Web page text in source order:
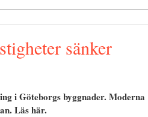
sänker
i Göteborgs byggnader. Moderna
Läs här.